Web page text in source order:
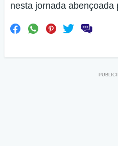
nesta jornada abençoada